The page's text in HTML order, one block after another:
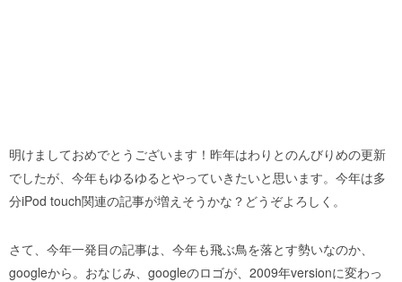
明けましておめでとうございます！昨年はわりとのんびりめの更新
でしたが、今年もゆるゆるとやっていきたいと思います。今年は多
分iPod touch関連の記事が増えそうかな？どうぞよろしく。
さて、今年一発目の記事は、今年も飛ぶ鳥を落とす勢いなのか、
googleから。おなじみ、googleのロゴが、2009年versionに変わっ